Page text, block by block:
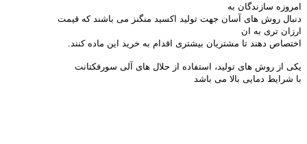
امروزه سازندگان به
دنبال روش های آسان جهت تولید اکسید منگنز می باشند که قیمت
ارزان تری به ان
اختصاص دهند تا مشتریان بیشتری اقدام به خرید این ماده کنند.
یکی از روش های تولید، استفاده از حلال های آلی سورفکتانت
با شرایط دمایی بالا می باشد